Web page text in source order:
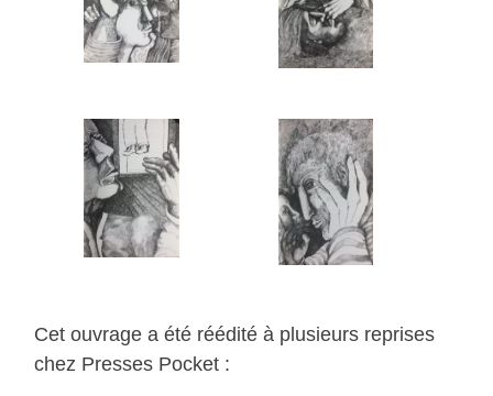
Cet ouvrage a été réédité à plusieurs reprises
chez Presses Pocket :